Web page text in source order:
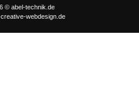
© abel-technik.de
webdesign.de